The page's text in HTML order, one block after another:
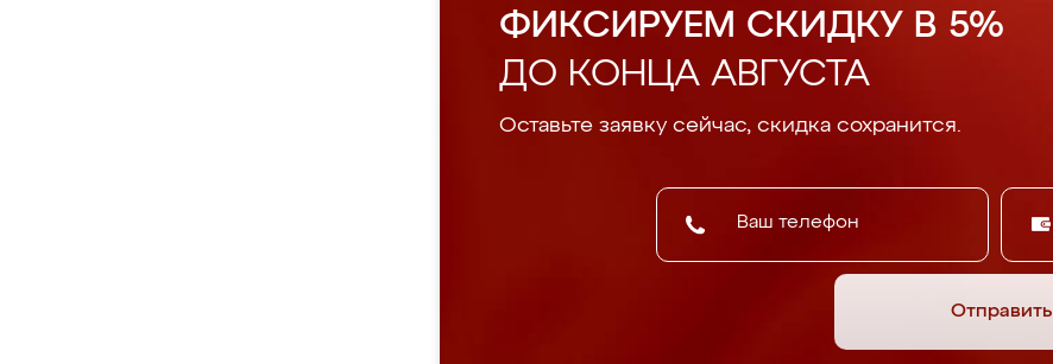
ФИКСИРУЕМ СКИДКУ В 5%
ДО КОНЦА АВГУСТА
Оставьте заявку сейчас, скидка сохранится.
Отправить